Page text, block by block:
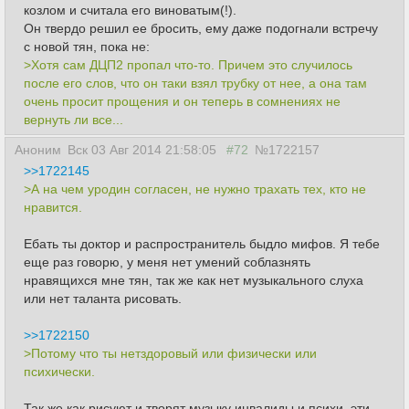
козлом и считала его виноватым(!).
Он твердо решил ее бросить, ему даже подогнали встречу
с новой тян, пока не:
>Хотя сам ДЦП2 пропал что-то. Причем это случилось
после его слов, что он таки взял трубку от нее, а она там
очень просит прощения и он теперь в сомнениях не
вернуть ли все...
Аноним Вск 03 Авг 2014 21:58:05 #72 №1722157
>>1722145
>А на чем уродин согласен, не нужно трахать тех, кто не
нравится.
Ебать ты доктор и распространитель быдло мифов. Я тебе
еще раз говорю, у меня нет умений соблазнять
нравящихся мне тян, так же как нет музыкального слуха
или нет таланта рисовать.
>>1722150
>Потому что ты нетздоровый или физически или
психически.